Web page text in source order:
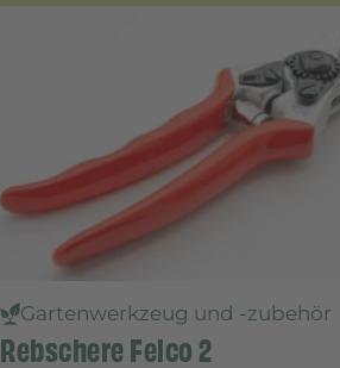
Gartenwerkzeug und -zubehör
Rebschere Felco 2